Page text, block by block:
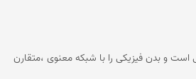
است و بدن فیزیکی را با شبکه معنوی ،متقارن